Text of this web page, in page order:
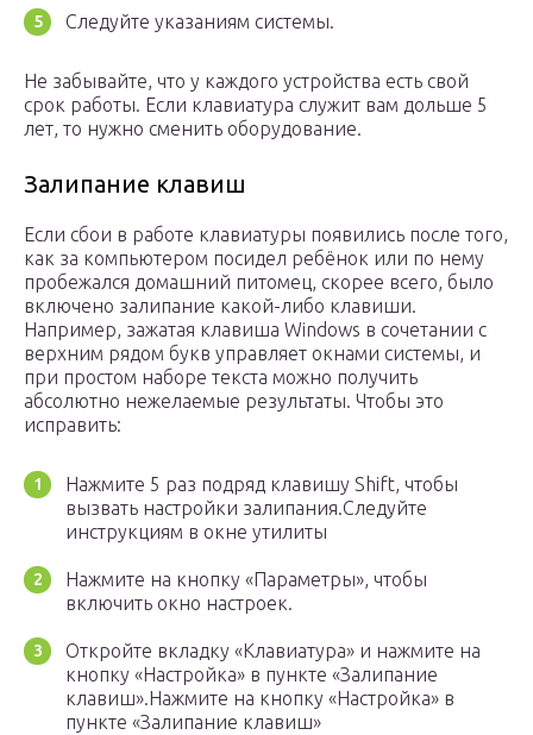
Следуйте указаниям системы.
Не забывайте, что у каждого устройства есть свой
срок работы. Если клавиатура служит вам дольше 5
лет, то нужно сменить оборудование.
Залипание клавиш
Если сбои в работе клавиатуры появились после того,
как за компьютером посидел ребёнок или по нему
пробежался домашний питомец, скорее всего, было
включено залипание какой-либо клавиши.
Например, зажатая клавиша Windows в сочетании с
верхним рядом букв управляет окнами системы, и
при простом наборе текста можно получить
абсолютно нежелаемые результаты. Чтобы это
исправить:
Нажмите 5 раз подряд клавишу Shift, чтобы
вызвать настройки залипания.Следуйте
инструкциям в окне утилиты
Нажмите на кнопку «Параметры», чтобы
включить окно настроек.
Откройте вкладку «Клавиатура» и нажмите на
кнопку «Настройка» в пункте «Залипание
клавиш».Нажмите на кнопку «Настройка» в
пункте «Залипание клавиш»